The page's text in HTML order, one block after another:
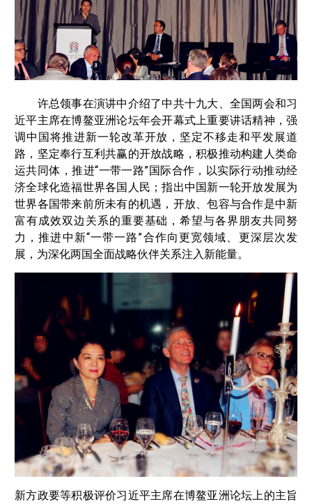
许总领事在演讲中介绍了中共十九大、全国两会和习
近平主席在博鳌亚洲论坛年会开幕式上重要讲话精神，强
调中国将推进新一轮改革开放，坚定不移走和平发展道
路，坚定奉行互利共赢的开放战略，积极推动构建人类命
运共同体，推进“一带一路”国际合作，以实际行动推动经
济全球化造福世界各国人民；指出中国新一轮开放发展为
世界各国带来前所未有的机遇，开放、包容与合作是中新
富有成效双边关系的重要基础，希望与各界朋友共同努
力，推进中新“一带一路”合作向更宽领域、更深层次发
展，为深化两国全面战略伙伴关系注入新能量。
新方政要等积极评价习近平主席在博鳌亚洲论坛上的主旨